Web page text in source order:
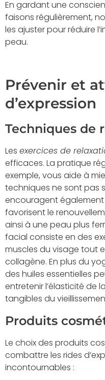
En gardant une
faisons régulièrement,
les ajuster pour réduire
peau.
Prévenir et
d’expression
Techniques de
Les exercices de
efficaces. La pratique
exemple, vous aide à
techniques ne sont pas
encouragent
favorisent le
ainsi à une peau plus
facial consiste en des
muscles du visage tout
collagène. En plus du
des huiles essentielles
entretenir l’élasticité de
tangibles du
Produits
Le choix des produits
combattre les rides
incontournables :